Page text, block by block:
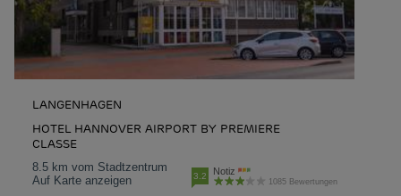
LANGENHAGEN
HOTEL HANNOVER AIRPORT BY PREMIERE
CLASSE
8.5 km vom Stadtzentrum
Auf Karte anzeigen
3.2 Notiz
1085 Bewertungen